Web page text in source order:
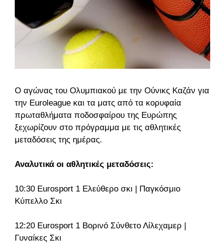
Ο αγώνας του Ολυμπιακού με την Ούνικς Καζάν για
την Euroleague και τα ματς από τα κορυφαία
πρωταθλήματα ποδοσφαίρου της Ευρώπης
ξεχωρίζουν στο πρόγραμμα με τις αθλητικές
μεταδόσεις της ημέρας.
Αναλυτικά οι αθλητικές μεταδόσεις:
10:30 Eurosport 1 Ελεύθερο σκι | Παγκόσμιο
Κύπελλο Σκι
12:20 Eurosport 1 Βορινό Σύνθετο Λίλεχαμερ |
Γυναίκες Σκι